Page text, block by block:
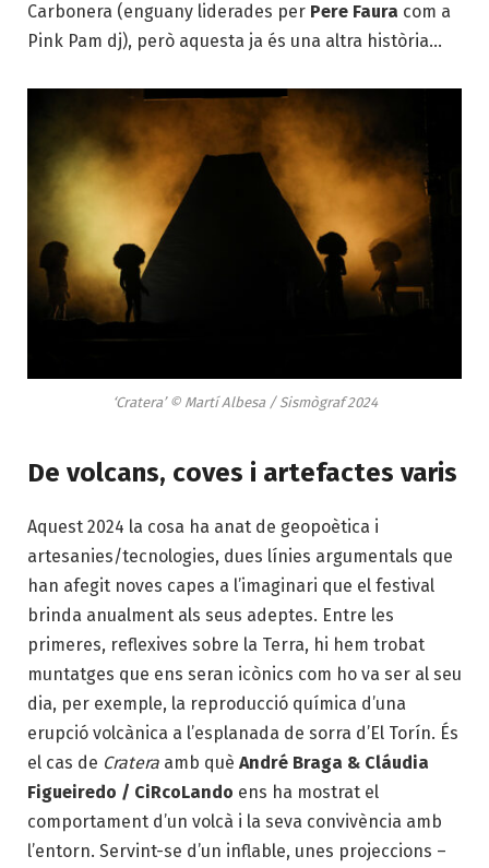
Carbonera (enguany liderades per Pere Faura com a
Pink Pam dj), però aquesta ja és una altra història…
‘Cratera’ © Martí Albesa / Sismògraf 2024
De volcans, coves i artefactes varis
Aquest 2024 la cosa ha anat de geopoètica i
artesanies/tecnologies, dues línies argumentals que
han afegit noves capes a l’imaginari que el festival
brinda anualment als seus adeptes. Entre les
primeres, reflexives sobre la Terra, hi hem trobat
muntatges que ens seran icònics com ho va ser al seu
dia, per exemple, la reproducció química d’una
erupció volcànica a l’esplanada de sorra d’El Torín. És
el cas de Cratera amb què André Braga & Cláudia
Figueiredo / CiRcoLando ens ha mostrat el
comportament d’un volcà i la seva convivència amb
l’entorn. Servint-se d’un inflable, unes projeccions –